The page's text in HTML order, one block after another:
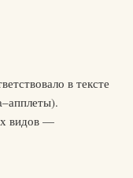
в тексте
видов —